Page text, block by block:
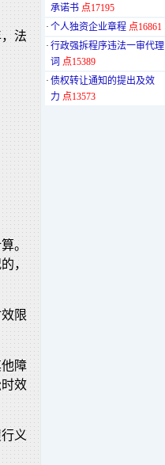
法
。
，
限
障
效
义
承诺书 点17195
· 个人独资企业章程 点16861
· 行政强拆程序违法一审代理
词 点15389
· 债权转让通知的提出及效
力 点13573